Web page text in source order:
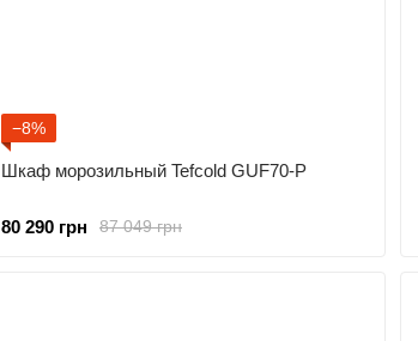
−8%
Шкаф морозильный Tefcold GUF70-P
87 049 грн
80 290 грн